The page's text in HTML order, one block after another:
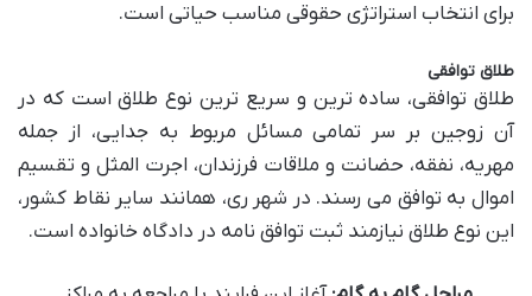
برای انتخاب استراتژی حقوقی مناسب حیاتی است.
طلاق توافقی
طلاق توافقی، ساده ترین و سریع ترین نوع طلاق است که در
آن زوجین بر سر تمامی مسائل مربوط به جدایی، از جمله
مهریه، نفقه، حضانت و ملاقات فرزندان، اجرت المثل و تقسیم
اموال به توافق می رسند. در شهر ری، همانند سایر نقاط کشور،
این نوع طلاق نیازمند ثبت توافق نامه در دادگاه خانواده است.